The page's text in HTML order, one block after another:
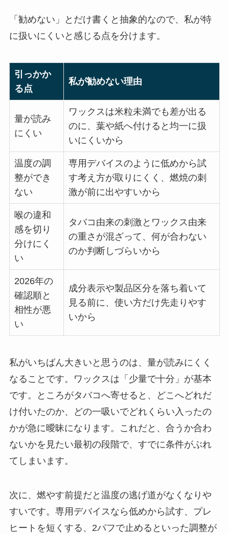
「勧めない」とだけ書くと抽象的なので、私が特
に扱いにくいと感じる点を分けます。
引っかか
る点
私が勧めない理由
量が読み
にくい
ワックスは米粒未満でも差が出る
のに、葉や紙へ付けると均一に扱
いにくいから
温度の調
整ができ
ない
専用デバイスのように低めから試
す考え方が取りにくく、燃焼の刺
激が前に出やすいから
喉の違和
感を切り
分けにく
い
タバコ由来の刺激とワックス由来
の重さが混ざって、何が合わない
のか判断しづらいから
2026年の
確認順と
相性が悪
い
成分表示や製品区分を落ち着いて
見る前に、使い方だけ先走りやす
いから
私がいちばん大きいと思うのは、量が読みにくく
なることです。ワックスは「少量で十分」が基本
です。ところがタバコへ寄せると、どこへどれだ
け付いたのか、どの一吸いでどれくらい入ったの
かが急に曖昧になります。これだと、合うか合わ
ないかを見たい最初の段階で、すでに条件がぶれ
てしまいます。
次に、燃やす前提だと温度の逃げ道がなくなりや
すいです。専用デバイスなら低めから試す、プレ
ヒートを短くする、2パフで止めるといった調整が